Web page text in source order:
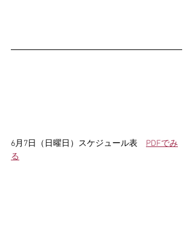
6月7日（日曜日）スケジュール表 PDFでみ
る